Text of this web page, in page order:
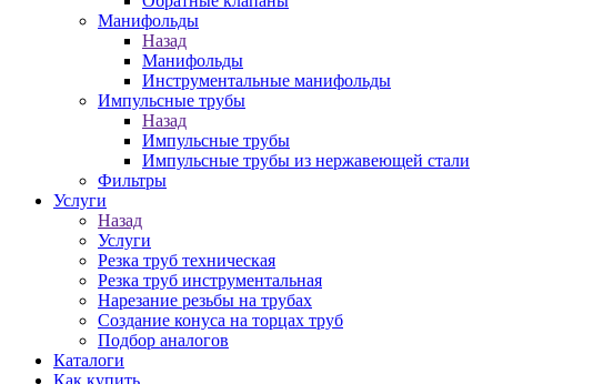
Манифольды
Назад
Манифольды
Инструментальные манифольды
Импульсные трубы
Назад
Импульсные трубы
Импульсные трубы из нержавеющей стали
Фильтры
Услуги
Назад
Услуги
Резка труб техническая
Резка труб инструментальная
Нарезание резьбы на трубах
Создание конуса на торцах труб
Подбор аналогов
Каталоги
Как купить